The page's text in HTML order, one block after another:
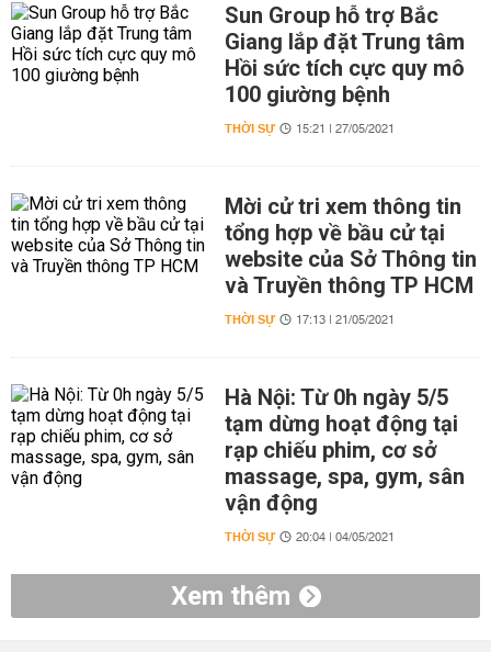
Sun Group hỗ trợ Bắc
Giang lắp đặt Trung tâm
Hồi sức tích cực quy mô
100 giường bệnh
THỜI SỰ 15:21 | 27/05/2021
Mời cử tri xem thông tin
tổng hợp về bầu cử tại
website của Sở Thông tin
và Truyền thông TP HCM
THỜI SỰ 17:13 | 21/05/2021
Hà Nội: Từ 0h ngày 5/5
tạm dừng hoạt động tại
rạp chiếu phim, cơ sở
massage, spa, gym, sân
vận động
THỜI SỰ 20:04 | 04/05/2021
Xem thêm